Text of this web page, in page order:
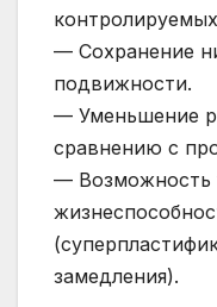
— Сохранение
подвижности.
— Уменьшение
сравнению с
— Возможность
замедления).